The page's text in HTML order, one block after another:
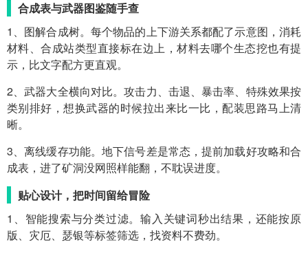
合成表与武器图鉴随手查
1、图解合成树。每个物品的上下游关系都配了示意图，消耗
材料、合成站类型直接标在边上，材料去哪个生态挖也有提
示，比文字配方更直观。
2、武器大全横向对比。攻击力、击退、暴击率、特殊效果按
类别排好，想换武器的时候拉出来比一比，配装思路马上清
晰。
3、离线缓存功能。地下信号差是常态，提前加载好攻略和合
成表，进了矿洞没网照样能翻，不耽误进度。
贴心设计，把时间留给冒险
1、智能搜索与分类过滤。输入关键词秒出结果，还能按原
版、灾厄、瑟银等标签筛选，找资料不费劲。